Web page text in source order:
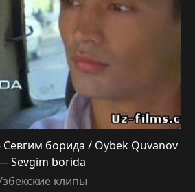
борида / Oybek Quvanov
Sevgim borida
клипы